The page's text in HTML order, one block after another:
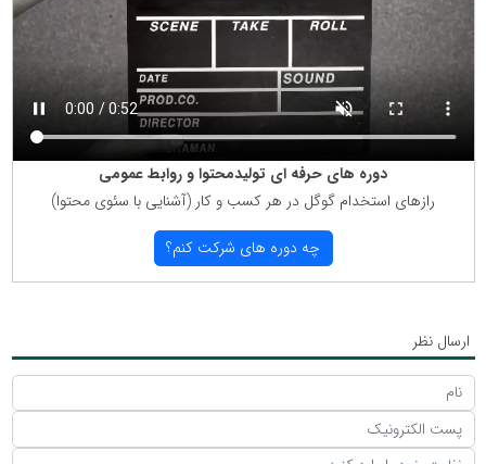
دوره های حرفه ای تولیدمحتوا و روابط عمومی
رازهای استخدام گوگل در هر كسب و كار (آشنایی با سئوی محتوا)
چه دوره های شركت كنم؟
ارسال نظر